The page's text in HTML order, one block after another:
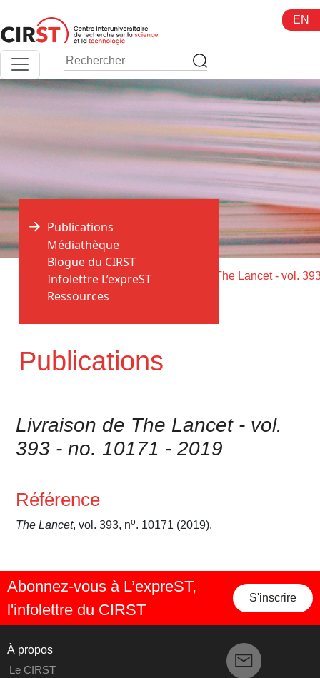
au
contenu
EN
Accueil > Publications >
Publications
Publications
Médiathèque
Blogue du CIRST
Infolettre L’expreST
Ressources
Livraison de The Lancet - vol.
393 - no. 10171 - 2019
Référence
The Lancet, vol. 393, no. 10171 (2019).
Abonnez-vous à L’expreST,
l'infolettre du CIRST
S'inscrire
À propos
Le CIRST